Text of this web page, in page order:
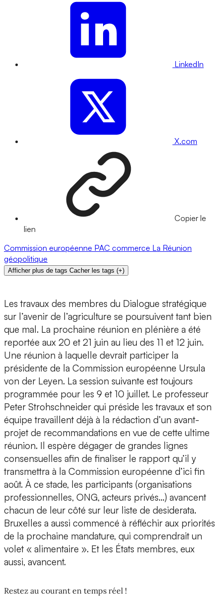
LinkedIn
X.com
Copier le
lien
Commission européenne PAC commerce La Réunion
géopolitique
Afficher plus de tags Cacher les tags (+)
Les travaux des membres du Dialogue stratégique
sur l’avenir de l’agriculture se poursuivent tant bien
que mal. La prochaine réunion en plénière a été
reportée aux 20 et 21 juin au lieu des 11 et 12 juin.
Une réunion à laquelle devrait participer la
présidente de la Commission européenne Ursula
von der Leyen. La session suivante est toujours
programmée pour les 9 et 10 juillet. Le professeur
Peter Strohschneider qui préside les travaux et son
équipe travaillent déjà à la rédaction d’un avant-
projet de recommandations en vue de cette ultime
réunion. Il espère dégager de grandes lignes
consensuelles afin de finaliser le rapport qu’il y
transmettra à la Commission européenne d’ici fin
août. À ce stade, les participants (organisations
professionnelles, ONG, acteurs privés…) avancent
chacun de leur côté sur leur liste de desiderata.
Bruxelles a aussi commencé à réfléchir aux priorités
de la prochaine mandature, qui comprendrait un
volet « alimentaire ». Et les États membres, eux
aussi, avancent.
Restez au courant en temps réel !